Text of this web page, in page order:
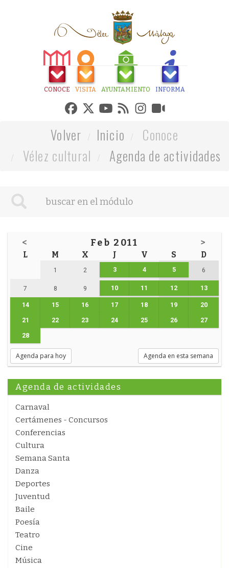
CONOCE VISITA AYUNTAMIENTO INFORMA
Volver Inicio
Conoce
Vélez cultural
Agenda de actividades
< Feb 2011 >
L M X J V S D
1 2 3 4 5 6
7 8 9 10 11 12 13
14 15 16 17 18 19 20
21 22 23 24 25 26 27
28
Agenda para hoy Agenda en esta semana
Agenda de actividades
Carnaval
Certámenes - Concursos
Conferencias
Cultura
Semana Santa
Danza
Deportes
Juventud
Baile
Poesía
Teatro
Cine
Música